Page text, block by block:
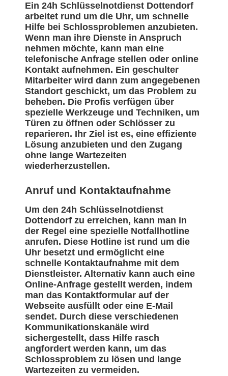
Ein 24h Schlüsselnotdienst Dottendorf
arbeitet rund um die Uhr, um schnelle
Hilfe bei Schlossproblemen anzubieten.
Wenn man ihre Dienste in Anspruch
nehmen möchte, kann man eine
telefonische Anfrage stellen oder online
Kontakt aufnehmen. Ein geschulter
Mitarbeiter wird dann zum angegebenen
Standort geschickt, um das Problem zu
beheben. Die Profis verfügen über
spezielle Werkzeuge und Techniken, um
Türen zu öffnen oder Schlösser zu
reparieren. Ihr Ziel ist es, eine effiziente
Lösung anzubieten und den Zugang
ohne lange Wartezeiten
wiederherzustellen.
Anruf und Kontaktaufnahme
Um den 24h Schlüsselnotdienst
Dottendorf zu erreichen, kann man in
der Regel eine spezielle Notfallhotline
anrufen. Diese Hotline ist rund um die
Uhr besetzt und ermöglicht eine
schnelle Kontaktaufnahme mit dem
Dienstleister. Alternativ kann auch eine
Online-Anfrage gestellt werden, indem
man das Kontaktformular auf der
Webseite ausfüllt oder eine E-Mail
sendet. Durch diese verschiedenen
Kommunikationskanäle wird
sichergestellt, dass Hilfe rasch
angfordert werden kann, um das
Schlossproblem zu lösen und lange
Wartezeiten zu vermeiden.